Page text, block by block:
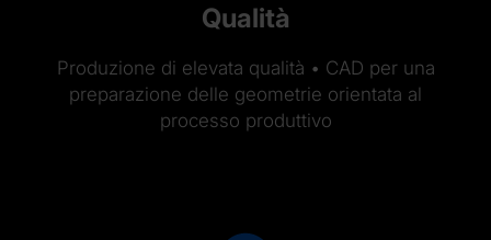
Qualità
Produzione di elevata qualità • CAD per una
preparazione delle geometrie orientata al
processo produttivo